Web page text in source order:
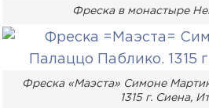
Фреска в монастыре
Фреска «Маэста» Симоне
1315 г. Сиена,